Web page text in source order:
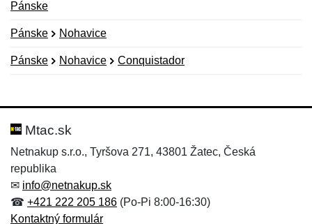
Pánske
Pánske Nohavice
Pánske Nohavice Conquistador
Hodnotenie:
Meno:*
Meno:
E-mail:*
Mtac.sk
Netnakup s.r.o., Tyršova 271, 43801 Žatec, Česká
republika
✉ info@netnakup.sk
☎ +421 222 205 186 (Po-Pi 8:00-16:30)
Kontaktný formulár